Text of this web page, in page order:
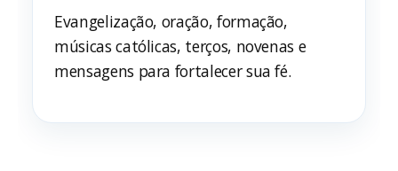
Evangelização, oração, formação,
músicas católicas, terços, novenas e
mensagens para fortalecer sua fé.